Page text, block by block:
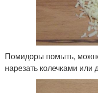
Помидоры помыть,
нарезать колечками или